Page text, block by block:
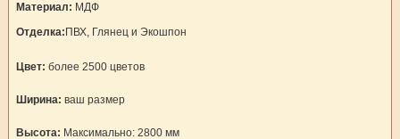
Материал: МДФ
Отделка: ПВХ, Глянец и Экошпон
Цвет: более 2500 цветов
Ширина: ваш размер
Высота: Максимально: 2800 мм